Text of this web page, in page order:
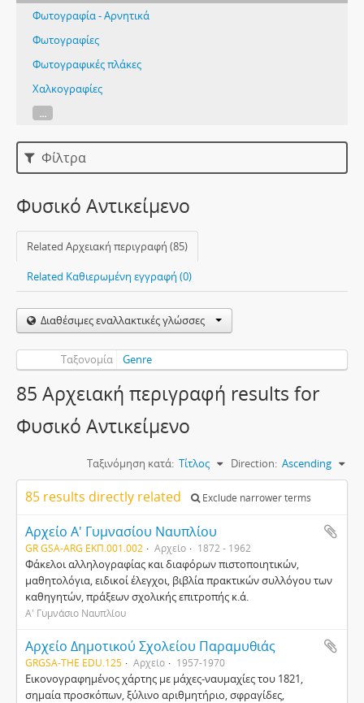
Φωτογραφία - Αρνητικά
Φωτογραφίες
Φωτογραφικές πλάκες
Χαλκογραφίες
...
Φίλτρα
Φυσικό Αντικείμενο
Related Αρχειακή περιγραφή (85)
Related Καθιερωμένη εγγραφή (0)
Διαθέσιμες εναλλακτικές γλώσσες
Ταξονομία Genre
85 Αρχειακή περιγραφή results for
Φυσικό Αντικείμενο
Ταξινόμηση κατά: Τίτλος Direction: Ascending
85 results directly related Exclude narrower terms
Αρχείο Α' Γυμνασίου Ναυπλίου
GR GSA-ARG ΕΚΠ.001.002 Αρχείο 1872 - 1962
Φάκελοι αλληλογραφίας και διαφόρων πιστοποιητικών,
μαθητολόγια, ειδικοί έλεγχοι, βιβλία πρακτικών συλλόγου των
καθηγητών, πράξεων σχολικής επιτροπής κ.ά.
Α' Γυμνάσιο Ναυπλίου
Αρχείο Δημοτικού Σχολείου Παραμυθιάς
GRGSA-THE EDU.125 Αρχείο 1957-1970
Εικονογραφημένος χάρτης με μάχες-ναυμαχίες του 1821,
σημαία προσκόπων, ξύλινο αριθμητήριο, σφραγίδες,